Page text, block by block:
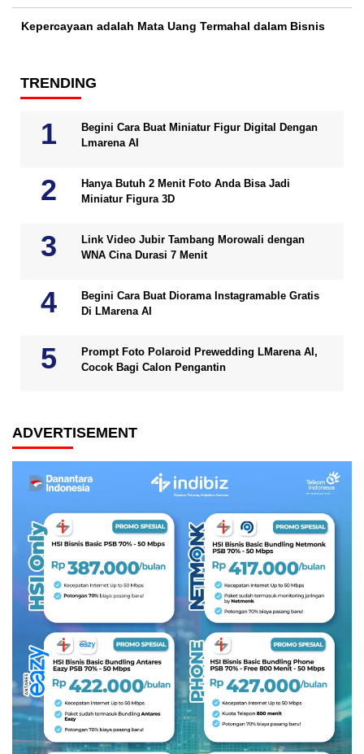
Kepercayaan adalah Mata Uang Termahal dalam Bisnis
TRENDING
Begini Cara Buat Miniatur Figur Digital Dengan
Lmarena AI
Hanya Butuh 2 Menit Foto Anda Bisa Jadi
Miniatur Figura 3D
Link Video Jubir Tambang Morowali dengan
WNA Cina Durasi 7 Menit
Begini Cara Buat Diorama Instagramable Gratis
Di LMarena AI
Prompt Foto Polaroid Prewedding LMarena AI,
Cocok Bagi Calon Pengantin
ADVERTISEMENT